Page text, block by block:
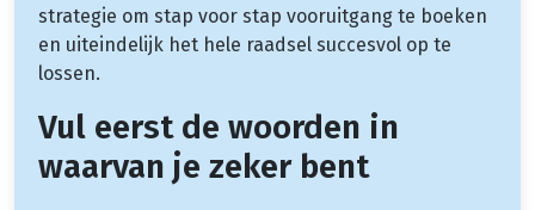
strategie om stap voor stap vooruitgang te boeken
en uiteindelijk het hele raadsel succesvol op te
lossen.
Vul eerst de woorden in
waarvan je zeker bent